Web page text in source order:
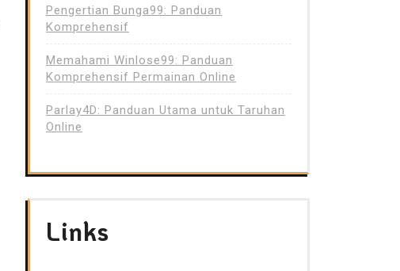
Pengertian Bunga99: Panduan
Komprehensif
Memahami Winlose99: Panduan
Komprehensif Permainan Online
Parlay4D: Panduan Utama untuk Taruhan
Online
Links